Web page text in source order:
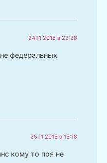
24.11.2015 в 22:28
федеральных
25.11.2015 в 15:18
кому то поя не